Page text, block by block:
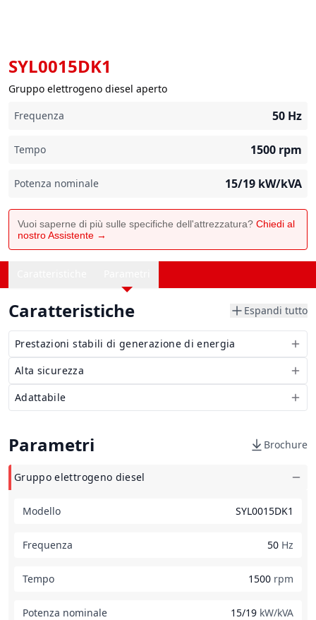
SYL0015DK1
Gruppo elettrogeno diesel aperto
Frequenza
50 Hz
Tempo 1500 rpm
Potenza nominale 15/19 kW/kVA
Vuoi saperne di più sulle specifiche dell'attrezzatura? Chiedi al
nostro Assistente →
Caratteristiche Espandi tutto
Prestazioni stabili di generazione di energia
Alta sicurezza
Adattabile
Parametri Brochure
Gruppo elettrogeno diesel
Modello SYL0015DK1
Frequenza 50 Hz
Tempo 1500 rpm
Potenza nominale 15/19 kW/kVA